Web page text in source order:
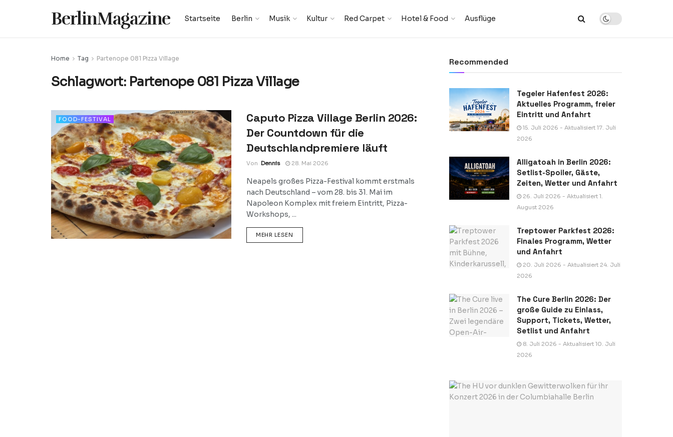
BerlinMagazine Startseite Berlin Musik Kultur Red Carpet Hotel & Food Ausflüge
Home Tag Partenope 081 Pizza Village
Schlagwort: Partenope 081 Pizza Village
FOOD-FESTIVAL
Caputo Pizza Village Berlin 2026:
Der Countdown für die
Deutschlandpremiere läuft
Von Dennis 28. Mai 2026
Neapels großes Pizza-Festival kommt erstmals
nach Deutschland – vom 28. bis 31. Mai im
Napoleon Komplex mit freiem Eintritt, Pizza-
Workshops, ...
MEHR LESEN
Recommended
Tegeler Hafenfest 2026:
Aktuelles Programm, freier
Eintritt und Anfahrt
15. Juli 2026 - Aktualisiert 17. Juli
2026
Alligatoah in Berlin 2026:
Setlist-Spoiler, Gäste,
Zeiten, Wetter und Anfahrt
26. Juli 2026 - Aktualisiert 1.
August 2026
Treptower Parkfest 2026:
Finales Programm, Wetter
und Anfahrt
20. Juli 2026 - Aktualisiert 24. Juli
2026
The Cure Berlin 2026: Der
große Guide zu Einlass,
Support, Tickets, Wetter,
Setlist und Anfahrt
8. Juli 2026 - Aktualisiert 10. Juli
2026